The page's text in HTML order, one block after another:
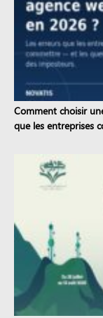
Comment choisir
que les entreprises